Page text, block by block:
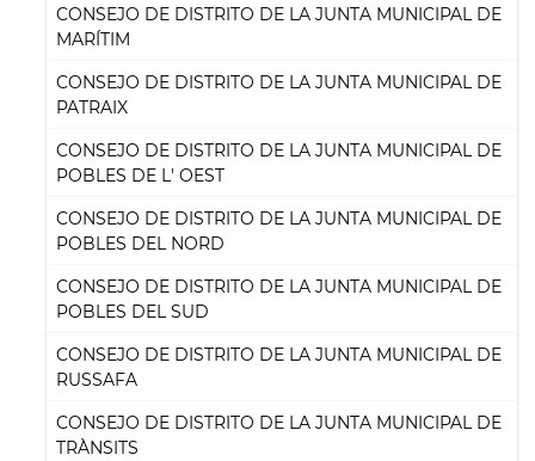
CONSEJO DE DISTRITO DE LA JUNTA MUNICIPAL DE
MARÍTIM
CONSEJO DE DISTRITO DE LA JUNTA MUNICIPAL DE
PATRAIX
CONSEJO DE DISTRITO DE LA JUNTA MUNICIPAL DE
POBLES DE L' OEST
CONSEJO DE DISTRITO DE LA JUNTA MUNICIPAL DE
POBLES DEL NORD
CONSEJO DE DISTRITO DE LA JUNTA MUNICIPAL DE
POBLES DEL SUD
CONSEJO DE DISTRITO DE LA JUNTA MUNICIPAL DE
RUSSAFA
CONSEJO DE DISTRITO DE LA JUNTA MUNICIPAL DE
TRÀNSITS